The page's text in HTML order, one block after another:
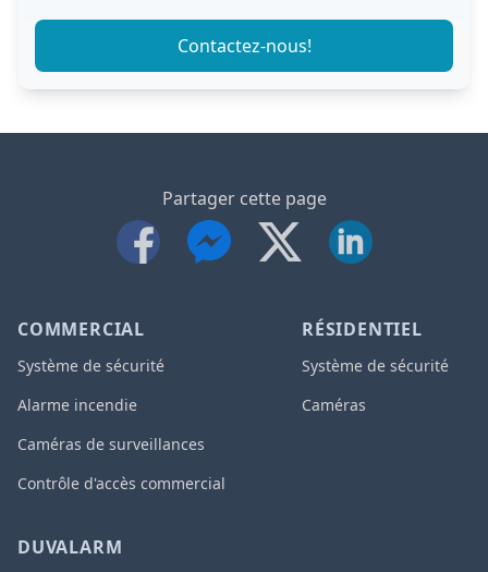
Contactez-nous!
Partager cette page
COMMERCIAL
Système de sécurité
Alarme incendie
Caméras de surveillances
Contrôle d'accès commercial
RÉSIDENTIEL
Système de sécurité
Caméras
DUVALARM